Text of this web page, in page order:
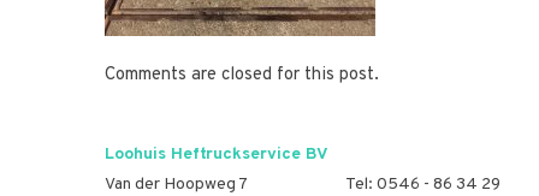
Comments are closed for this post.
Loohuis Heftruckservice BV
Van der Hoopweg 7
Tel: 0546 - 86 34 29